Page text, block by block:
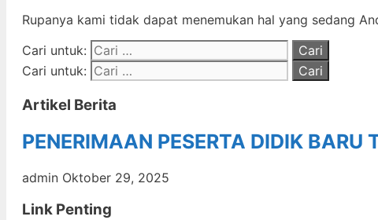
Rupanya kami tidak dapat menemukan hal yang sedang
Cari untuk:
Cari untuk:
Artikel Berita
PENERIMAAN PESERTA DIDIK
admin Oktober 29, 2025
Link Penting